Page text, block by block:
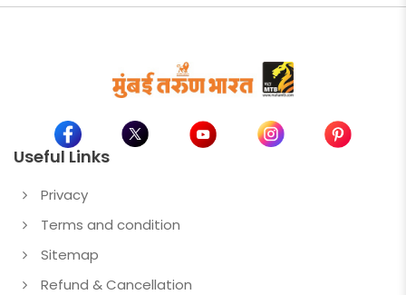
Useful Links
Privacy
Terms and condition
Sitemap
Refund & Cancellation